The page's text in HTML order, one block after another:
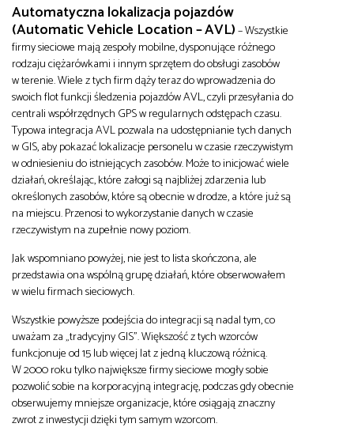
Automatyczna lokalizacja pojazdów
(Automatic Vehicle Location –AVL)– Wszystkie
firmy sieciowe mają zespoły mobilne, dysponujące różnego
rodzaju ciężarówkami i innym sprzętem do obsługi zasobów
w terenie. Wiele z tych firm dąży teraz do wprowadzenia do
swoich flot funkcji śledzenia pojazdów AVL, czyli przesyłania do
centrali współrzędnych GPS w regularnych odstępach czasu.
Typowa integracja AVL pozwala na udostępnianie tych danych
w GIS, aby pokazać lokalizacje personelu w czasie rzeczywistym
w odniesieniu do istniejących zasobów. Może to inicjować wiele
działań, określając, które załogi są najbliżej zdarzenia lub
określonych zasobów, które są obecnie w drodze, a które już są
na miejscu. Przenosi to wykorzystanie danych w czasie
rzeczywistym na zupełnie nowy poziom.
Jak wspomniano powyżej, nie jest to lista skończona, ale
przedstawia ona wspólną grupę działań, które obserwowałem
w wielu firmach sieciowych.
Wszystkie powyższe podejścia do integracji są nadal tym, co
uważam za „tradycyjny GIS”. Większość z tych wzorców
funkcjonuje od 15 lub więcej lat z jedną kluczową różnicą.
W 2000 roku tylko największe firmy sieciowe mogły sobie
pozwolić sobie na korporacyjną integrację, podczas gdy obecnie
obserwujemy mniejsze organizacje, które osiągają znaczny
zwrot z inwestycji dzięki tym samym wzorcom.